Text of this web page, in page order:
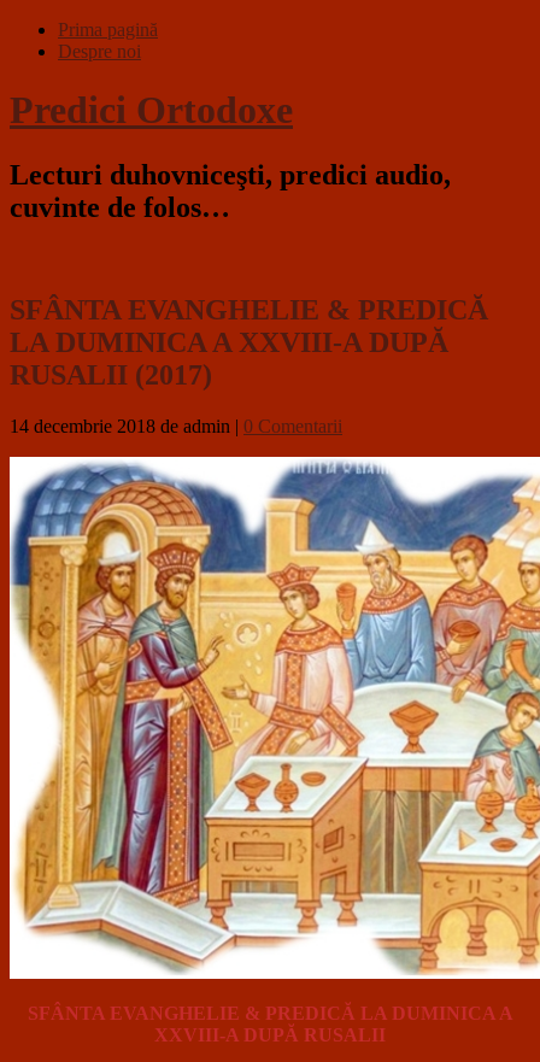
Prima pagină
Despre noi
Predici Ortodoxe
Lecturi duhovniceşti, predici audio,
cuvinte de folos…
SFÂNTA EVANGHELIE & PREDICĂ
LA DUMINICA A XXVIII-A DUPĂ
RUSALII (2017)
14 decembrie 2018 de admin | 0 Comentarii
SFÂNTA EVANGHELIE & PREDICĂ LA DUMINICA A
XXVIII-A DUPĂ RUSALII